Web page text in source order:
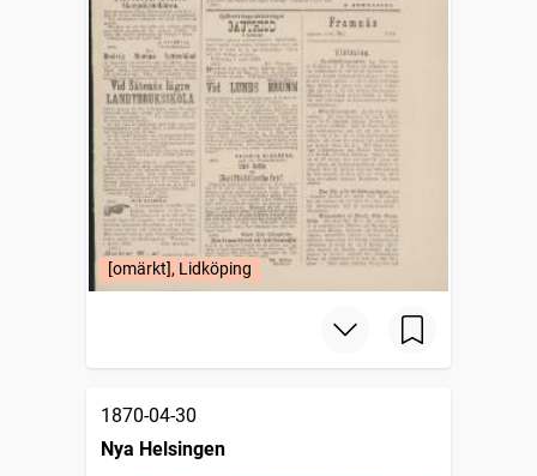
[omärkt], Lidköping
1870-04-30
Nya Helsingen